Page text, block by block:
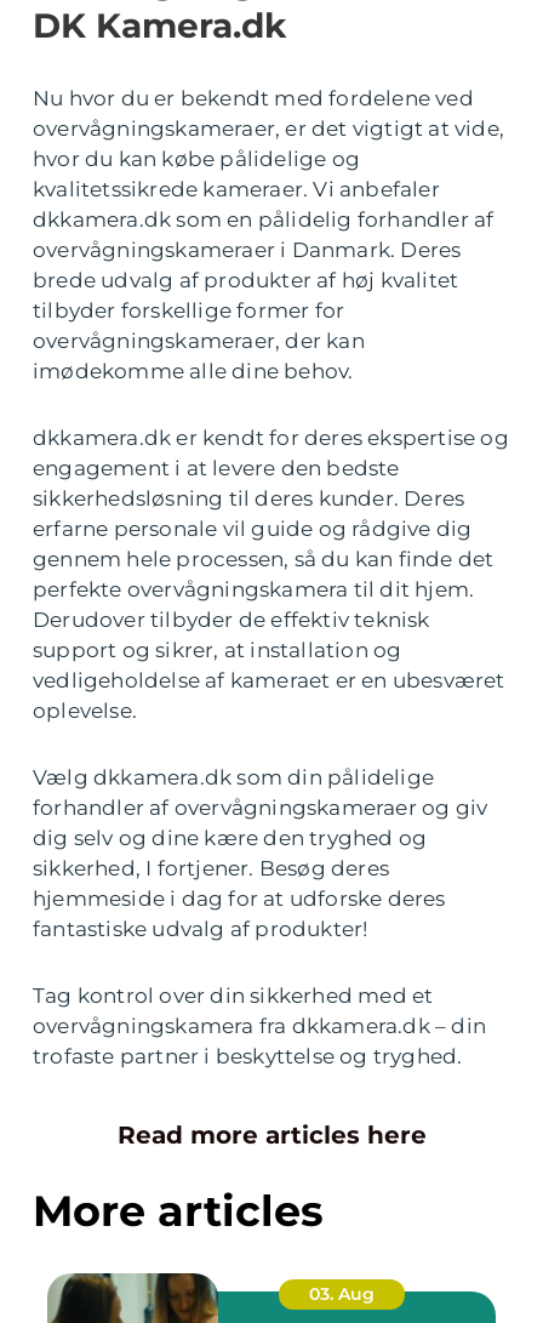
DK Kamera.dk
Nu hvor du er bekendt med fordelene ved
overvågningskameraer, er det vigtigt at vide,
hvor du kan købe pålidelige og
kvalitetssikrede kameraer. Vi anbefaler
dkkamera.dk som en pålidelig forhandler af
overvågningskameraer i Danmark. Deres
brede udvalg af produkter af høj kvalitet
tilbyder forskellige former for
overvågningskameraer, der kan
imødekomme alle dine behov.
dkkamera.dk er kendt for deres ekspertise og
engagement i at levere den bedste
sikkerhedsløsning til deres kunder. Deres
erfarne personale vil guide og rådgive dig
gennem hele processen, så du kan finde det
perfekte overvågningskamera til dit hjem.
Derudover tilbyder de effektiv teknisk
support og sikrer, at installation og
vedligeholdelse af kameraet er en ubesværet
oplevelse.
Vælg dkkamera.dk som din pålidelige
forhandler af overvågningskameraer og giv
dig selv og dine kære den tryghed og
sikkerhed, I fortjener. Besøg deres
hjemmeside i dag for at udforske deres
fantastiske udvalg af produkter!
Tag kontrol over din sikkerhed med et
overvågningskamera fra dkkamera.dk – din
trofaste partner i beskyttelse og tryghed.
Read more articles here
More articles
03. Aug